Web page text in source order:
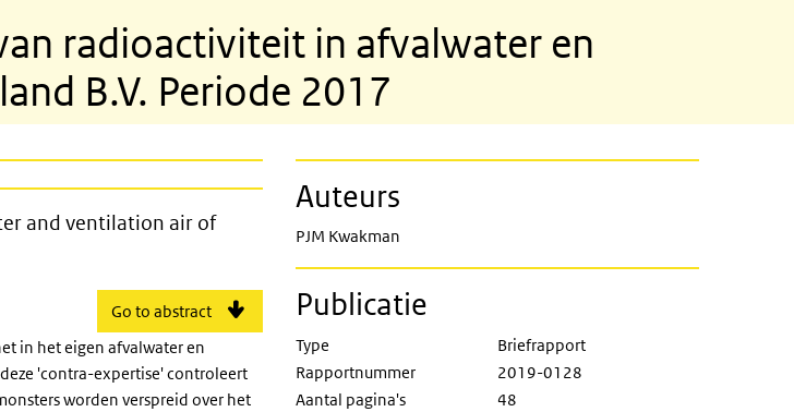
radioactiviteit in afvalwater en
B.V. Periode 2017
of waste water and ventilation air of Urenco
and ventilation air of
Go to abstract
in het eigen afvalwater en
'contra-expertise' controleert
worden verspreid over het
Auteurs
PJM Kwakman
Publicatie
Type
Briefrapport
Rapportnummer
2019-0128
Aantal pagina's
48